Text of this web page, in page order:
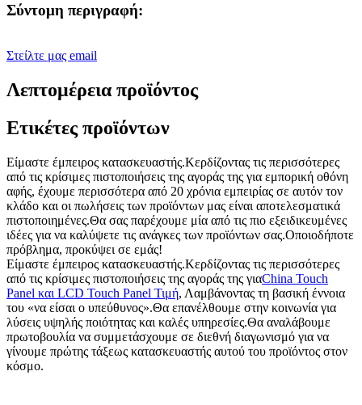
Σύντομη περιγραφή:
Στείλτε μας email
Λεπτομέρεια προϊόντος
Ετικέτες προϊόντων
Είμαστε έμπειρος κατασκευαστής.Κερδίζοντας τις περισσότερες
από τις κρίσιμες πιστοποιήσεις της αγοράς της για εμπορική οθόνη
αφής, έχουμε περισσότερα από 20 χρόνια εμπειρίας σε αυτόν τον
κλάδο και οι πωλήσεις των προϊόντων μας είναι αποτελεσματικά
πιστοποιημένες.Θα σας παρέχουμε μία από τις πιο εξειδικευμένες
ιδέες για να καλύψετε τις ανάγκες των προϊόντων σας.Οποιοδήποτε
πρόβλημα, προκύψει σε εμάς!
Είμαστε έμπειρος κατασκευαστής.Κερδίζοντας τις περισσότερες
από τις κρίσιμες πιστοποιήσεις της αγοράς της γιαChina Touch
Panel και LCD Touch Panel Τιμή, Λαμβάνοντας τη βασική έννοια
του «να είσαι ο υπεύθυνος».Θα επανέλθουμε στην κοινωνία για
λύσεις υψηλής ποιότητας και καλές υπηρεσίες.Θα αναλάβουμε
πρωτοβουλία να συμμετάσχουμε σε διεθνή διαγωνισμό για να
γίνουμε πρώτης τάξεως κατασκευαστής αυτού του προϊόντος στον
κόσμο.